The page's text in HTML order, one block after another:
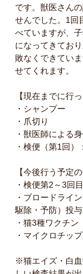
です。獣医さん
せんでした。1回
べていますが、
になってきてお
敗なくできてい
せてくれます。
【現在までに行
・シャンプー
・爪切り
・獣医師による
・検便（第1回）
【今後行う予定
・検便第2～3回
・ブロードライ
駆除・予防）投与
・猫3種ワクチ
・マイクロチッ
※猫エイズ・白